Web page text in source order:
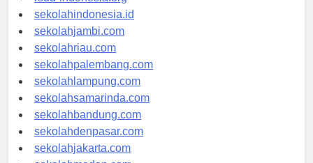
rsud-indonesia.org
sekolahindonesia.id
sekolahjambi.com
sekolahriau.com
sekolahpalembang.com
sekolahlampung.com
sekolahsamarinda.com
sekolahbandung.com
sekolahdenpasar.com
sekolahjakarta.com